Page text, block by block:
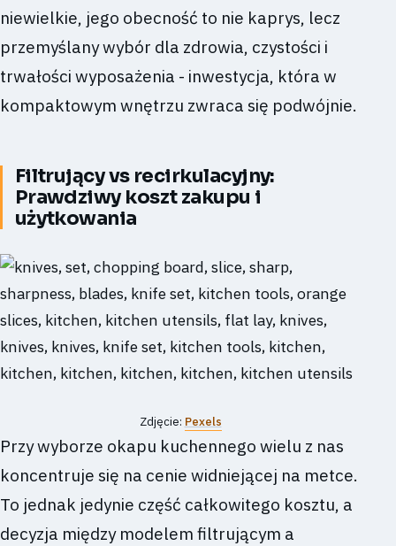
niewielkie, jego obecność to nie kaprys, lecz
przemyślany wybór dla zdrowia, czystości i
trwałości wyposażenia - inwestycja, która w
kompaktowym wnętrzu zwraca się podwójnie.
Filtrujący vs recirkulacyjny:
Prawdziwy koszt zakupu i
użytkowania
Zdjęcie: Pexels
Przy wyborze okapu kuchennego wielu z nas
koncentruje się na cenie widniejącej na metce.
To jednak jedynie część całkowitego kosztu, a
decyzja między modelem filtrującym a